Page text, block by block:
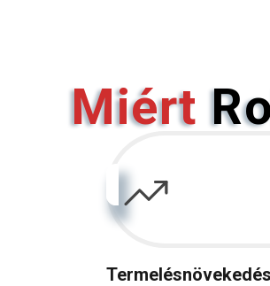
Miért
Termelésnövekedés